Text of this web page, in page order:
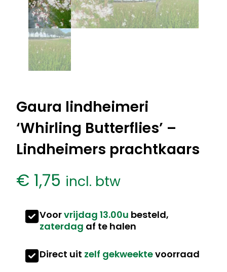
Gaura lindheimeri
‘Whirling Butterflies’ –
Lindheimers prachtkaars
€ 1,75 incl. btw
Voorvrijdag 13.00u besteld,
zaterdag af te halen
Direct uit zelf gekweektevoorraad